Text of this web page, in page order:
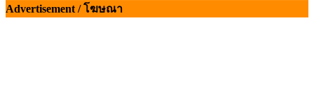
Advertisement / โฆษณา